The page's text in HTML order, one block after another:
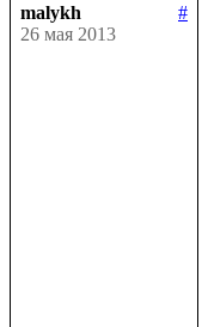
malykh
#
26 мая 2013